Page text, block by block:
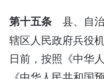
第十五条县、自
辖区人民政府兵役
日前，按照《中华